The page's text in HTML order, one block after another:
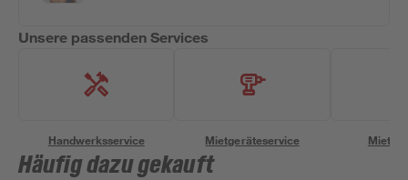
Unsere passenden Services
Handwerksservice Mietgeräteservice
Häufig dazu gekauft